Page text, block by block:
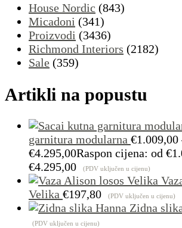
House Nordic (843)
Micadoni (341)
Proizvodi (3436)
Richmond Interiors (2182)
Sale (359)
Artikli na popustu
garnitura modularna €1.009,00
€4.295,00Raspon cijena: od
€4.295,00
(PDV uključen u cijenu)
Velika €197,80 (PDV uključen u cijenu)
Zidna
(PDV uključen u cijenu)